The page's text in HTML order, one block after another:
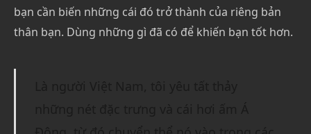
bạn cần biến những cái đó trở thành của riêng bản
thân bạn. Dùng những gì đã có để khiến bạn tốt hơn.